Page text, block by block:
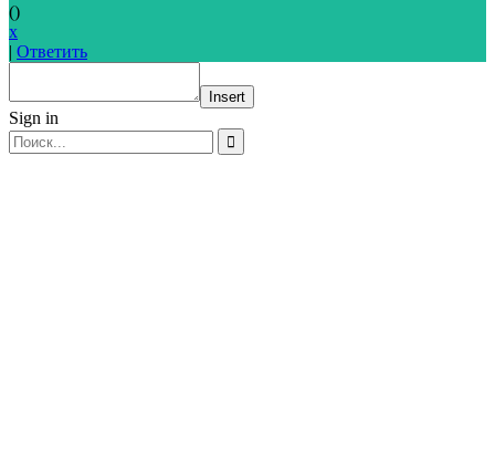
()
x
| Ответить
Insert
Sign in